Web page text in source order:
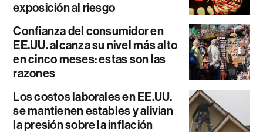
exposición al riesgo
Confianza del consumidor en
EE.UU. alcanza su nivel más alto
en cinco meses: estas son las
razones
Los costos laborales en EE.UU.
se mantienen estables y alivian
la presión sobre la inflación